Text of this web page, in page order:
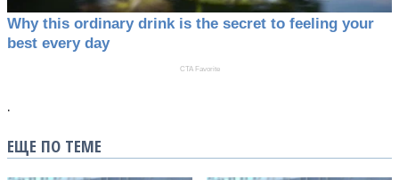
.
ЕЩЕ ПО ТЕМЕ